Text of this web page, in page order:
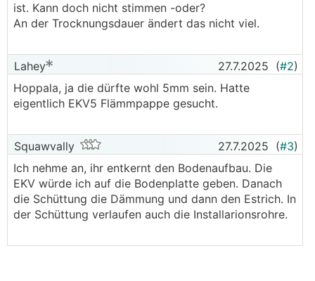
ist. Kann doch nicht stimmen -oder?
An der Trocknungsdauer ändert das nicht viel.
Lahey 27.7.2025 (#2)
Hoppala, ja die dürfte wohl 5mm sein. Hatte
eigentlich EKV5 Flämmpappe gesucht.
Squawvally 27.7.2025 (#3)
Ich nehme an, ihr entkernt den Bodenaufbau. Die
EKV würde ich auf die Bodenplatte geben. Danach
die Schüttung die Dämmung und dann den Estrich. In
der Schüttung verlaufen auch die Installarionsrohre.